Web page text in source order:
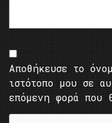
Αποθήκευσε το
ιστότοπο μου σε
επόμενη φορά που